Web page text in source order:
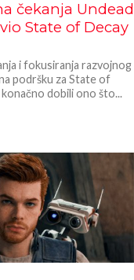
čekanja Undead
State of Decay
i fokusiranja razvojnog
podršku za State of
dobili ono što...